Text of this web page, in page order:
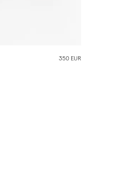
350 EUR